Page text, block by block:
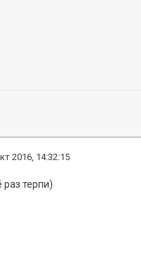
2016, 14:32:15
терпи)